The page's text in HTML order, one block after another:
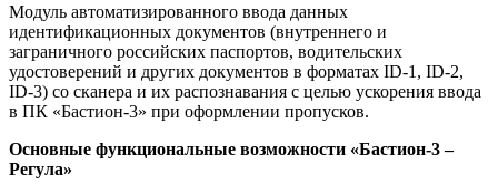
Модуль автоматизированного ввода данных
идентификационных документов (внутреннего и
заграничного российских паспортов, водительских
удостоверений и других документов в форматах ID-1, ID-2,
ID-3) со сканера и их распознавания с целью ускорения ввода
в ПК «Бастион-3» при оформлении пропусков.
Основные функциональные возможности «Бастион-3 –
Регула»